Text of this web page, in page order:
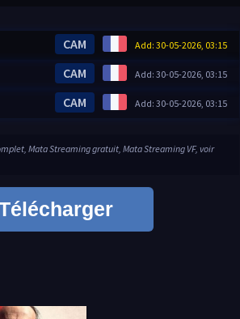
Add: 30-05-2026, 03:15
CAM
Add: 30-05-2026, 03:15
CAM
Add: 30-05-2026, 03:15
CAM
Mata Streaming gratuit, Mata Streaming VF, voir